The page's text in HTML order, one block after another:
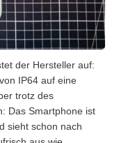
der Hersteller auf:
IP64 auf eine
trotz des
Das Smartphone ist
sieht schon nach